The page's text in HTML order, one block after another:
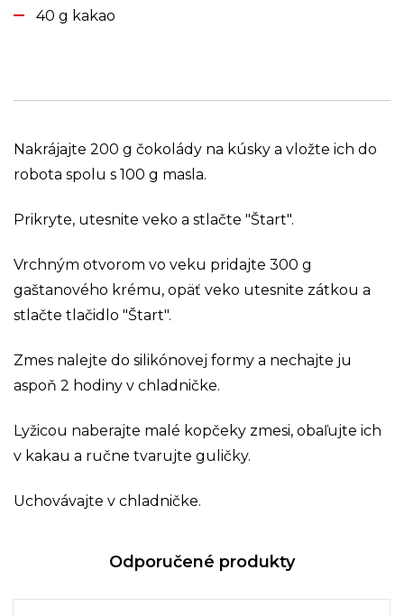
40 g kakao
Nakrájajte 200 g čokolády na kúsky a vložte ich do
robota spolu s 100 g masla.
Prikryte, utesnite veko a stlačte "Štart".
Vrchným otvorom vo veku pridajte 300 g
gaštanového krému, opäť veko utesnite zátkou a
stlačte tlačidlo "Štart".
Zmes nalejte do silikónovej formy a nechajte ju
aspoň 2 hodiny v chladničke.
Lyžicou naberajte malé kopčeky zmesi, obaľujte ich
v kakau a ručne tvarujte guličky.
Uchovávajte v chladničke.
Odporučené produkty